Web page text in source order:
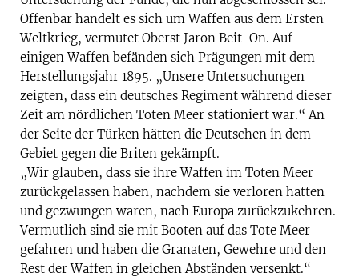
Offenbar handelt es sich um Waffen aus dem Ersten
Weltkrieg, vermutet Oberst Jaron Beit-On. Auf
einigen Waffen befänden sich Prägungen mit dem
Herstellungsjahr 1895. „Unsere Untersuchungen
zeigten, dass ein deutsches Regiment während dieser
Zeit am nördlichen Toten Meer stationiert war.“ An
der Seite der Türken hätten die Deutschen in dem
Gebiet gegen die Briten gekämpft.
„Wir glauben, dass sie ihre Waffen im Toten Meer
zurückgelassen haben, nachdem sie verloren hatten
und gezwungen waren, nach Europa zurückzukehren.
Vermutlich sind sie mit Booten auf das Tote Meer
gefahren und haben die Granaten, Gewehre und den
Rest der Waffen in gleichen Abständen versenkt.“